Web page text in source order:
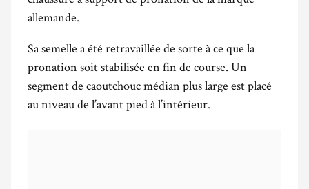
allemande.
Sa semelle a été retravaillée de sorte à ce que la
pronation soit stabilisée en fin de course. Un
segment de caoutchouc médian plus large est placé
au niveau de l’avant pied à l’intérieur.